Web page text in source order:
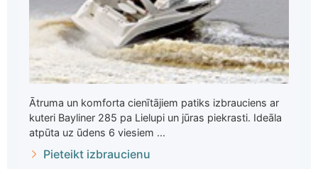
Ātruma un komforta cienītājiem patiks izbrauciens ar
kuteri Bayliner 285 pa Lielupi un jūras piekrasti. Ideāla
atpūta uz ūdens 6 viesiem ...
Pieteikt izbraucienu